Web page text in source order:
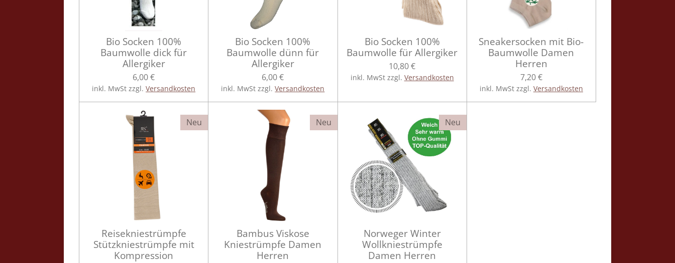
Bio Socken 100%
Baumwolle dick für
Allergiker
6,00 €
inkl. MwSt zzgl.Versandkosten
Bio Socken 100%
Baumwolle dünn für
Allergiker
6,00 €
inkl. MwSt zzgl.Versandkosten
Bio Socken 100%
Baumwolle für Allergiker
10,80 €
inkl. MwSt zzgl. Versandkosten
Sneakersocken mit Bio-
Baumwolle Damen
Herren
7,20 €
inkl. MwSt zzgl. Versandkosten
Neu
Reisekniestrümpfe
Stützkniestrümpfe mit
Kompression
Neu
Bambus Viskose
Kniestrümpfe Damen
Herren
Neu
Norweger Winter
Wollkniestrümpfe
Damen Herren